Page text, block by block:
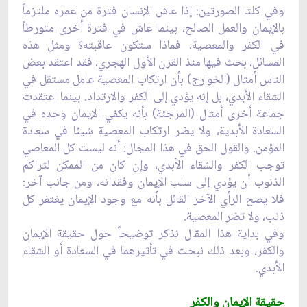
وفي كلتا الصورتين: إذا عاش الإنسان فترة من عمره ملتزماً
بالإيمان والعمل الصالح، بينما عاش في فترة أخرى متورطاً
في الكفر والمعصية، فماذا ستكون عاقبته؟ ومثل هذه
المسائل، بحث فيها منذ القرن الأول الهجري، فقد اعتقد بعض
الناس أمثال (الخوارج) بأن ارتكاب المعصية عامل مستقل في
الشقاء الأبدي، بل إنه يؤدي إلى الكفر والارتداد. بينما اعتقدت
جماعة أخرى أمثال (المرجئة) بأنه يكفي الإيمان وحده في
السعادة الأبدية، ولا يضر ارتكاب المعصية شيئا في سعادة
المؤمن. والقول الحق في هذا المجال: أنه ليست كل المعاصي
توجب الكفر والشقاء الأبدي، وإن كان من الممكن لتراكم
الذنوب أن يؤدي إلى سلب الإيمان وفقدانه، ومن جانب آخر:
فلا يصح الرأي الآخر القائل بأنه مع وجود الإيمان يغتفر كل
ذنب، ولا تضر المعصية.
وفي بداية هذا المقال نذكر توضيحاً حول حقيقة الإيمان
والكفر، وبعد ذلك نبحث في تأثيرهما في السعادة أو الشقاء
الأبدي.
حقيقة الإيمان والكفر